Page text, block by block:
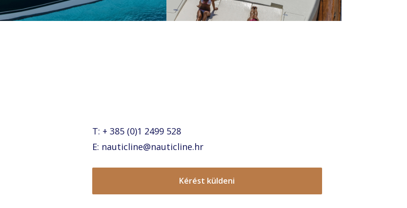
T: + 385 (0)1 2499 528
E: nauticline@nauticline.hr
Kérést küldeni